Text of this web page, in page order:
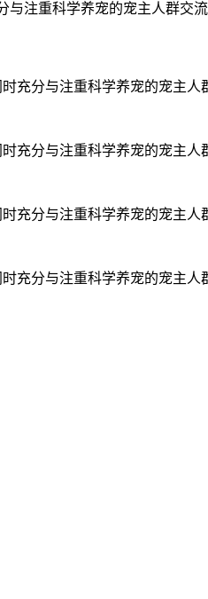
注重科学养宠的宠主人群交
充分与注重科学养宠的宠主人
充分与注重科学养宠的宠主人
充分与注重科学养宠的宠主人
充分与注重科学养宠的宠主人